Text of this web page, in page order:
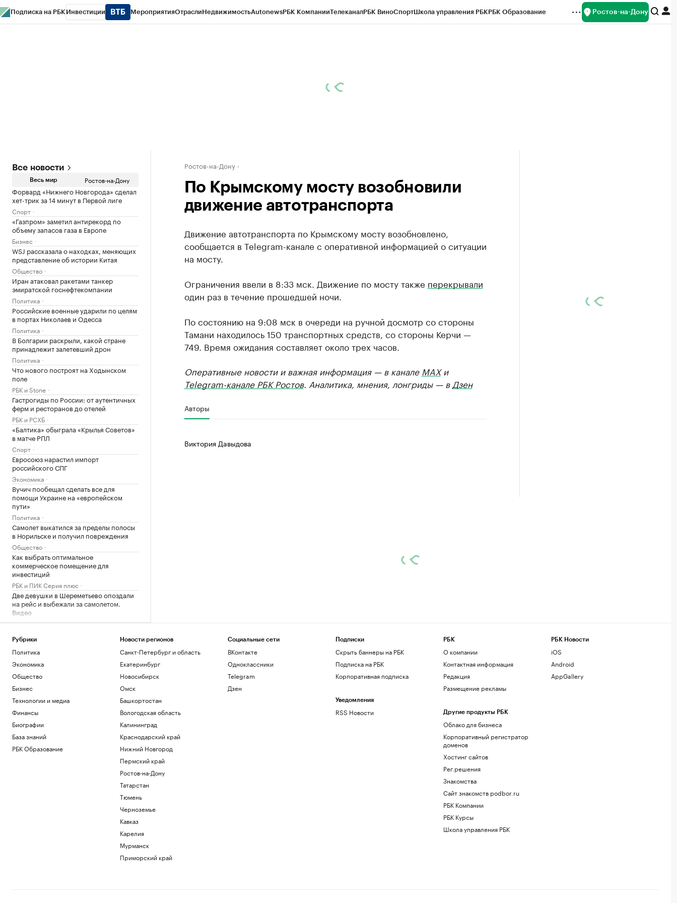
Подписка на РБК Инвестиции МероприятияОтраслиНедвижимостьAutonewsРБК КомпанииТелеканалРБК ВиноСпортШкола управления РБКРБК Образование Ростов-на-Дону
Все новости
Весь мир Ростов-на-Дону
Форвард «Нижнего Новгорода» сделал
хет-трик за 14 минут в Первой лиге
Спорт
«Газпром» заметил антирекорд по
объему запасов газа в Европе
Бизнес
WSJ рассказала о находках, меняющих
представление об истории Китая
Общество
Иран атаковал ракетами танкер
эмиратской госнефтекомпании
Политика
Российские военные ударили по целям
в портах Николаев и Одесса
Политика
В Болгарии раскрыли, какой стране
принадлежит залетевший дрон
Политика
Что нового построят на Ходынском
поле
РБК и Stone
Гастрогиды по России: от аутентичных
ферм и ресторанов до отелей
РБК и РСХБ
«Балтика» обыграла «Крылья Советов»
в матче РПЛ
Спорт
Евросоюз нарастил импорт
российского СПГ
Экономика
Вучич пообещал сделать все для
помощи Украине на «европейском
пути»
Политика
Самолет выкатился за пределы полосы
в Норильске и получил повреждения
Общество
Как выбрать оптимальное
коммерческое помещение для
инвестиций
РБК и ПИК Серия плюс
Две девушки в Шереметьево опоздали
на рейс и выбежали за самолетом.
Видео
Общество
победителями Кубка Александра
Овечкина
Спорт
Вучич исключил военное
сотрудничество с Украиной
Политика
Что известно об атаках БПЛА на
регионы России. Главное к 8 августа
Политика
С начала суток ПВО сбила почти 20
дронов, летевших на Москву
Политика
Зеленский сообщил о договоренности
Умер первый тренер шестикратного
олимпийского чемпиона гимнаста
Ростов-на-Дону
По Крымскому мосту возобновили
движение автотранспорта
Движение автотранспорта по Крымскому мосту возобновлено,
сообщается в Telegram-канале с оперативной информацией о ситуации
на мосту.
Ограничения ввели в 8:33 мск. Движение по мосту также перекрывали
один раз в течение прошедшей ночи.
По состоянию на 9:08 мск в очереди на ручной досмотр со стороны
Тамани находилось 150 транспортных средств, со стороны Керчи —
749. Время ожидания составляет около трех часов.
Оперативные новости и важная информация — в канале MAXи
Telegram-канале РБК Ростов. Аналитика, мнения, лонгриды — в Дзен
Авторы
Виктория Давыдова
Рубрики
Политика
Экономика
Общество
Бизнес
Технологии и медиа
Финансы
Биографии
База знаний
РБК Образование
Новости регионов
Санкт-Петербург и область
Екатеринбург
Новосибирск
Омск
Башкортостан
Вологодская область
Калининград
Краснодарский край
Нижний Новгород
Пермский край
Ростов-на-Дону
Татарстан
Тюмень
Черноземье
Кавказ
Карелия
Мурманск
Приморский край
Социальные сети
ВКонтакте
Одноклассники
Telegram
Дзен
Подписки
Скрыть баннеры на РБК
Подписка на РБК
Корпоративная подписка
Уведомления
RSS Новости
РБК
О компании
Контактная информация
Редакция
Размещение рекламы
Другие продукты РБК
Облако для бизнеса
Корпоративный регистратор
доменов
Хостинг сайтов
Рег.решения
Знакомства
Сайт знакомств podbor.ru
РБК Компании
РБК Курсы
Школа управления РБК
РБК Новости
iOS
Android
AppGallery